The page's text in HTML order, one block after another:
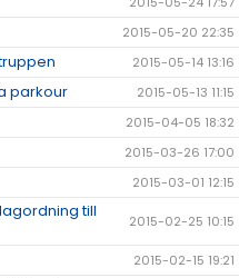
2015-05-20 22:35
2015-05-14 13:16
parkour 2015-05-13 11:15
2015-04-05 18:32
2015-03-26 17:00
2015-03-01 12:15
till
2015-02-25 10:15
2015-02-15 19:21